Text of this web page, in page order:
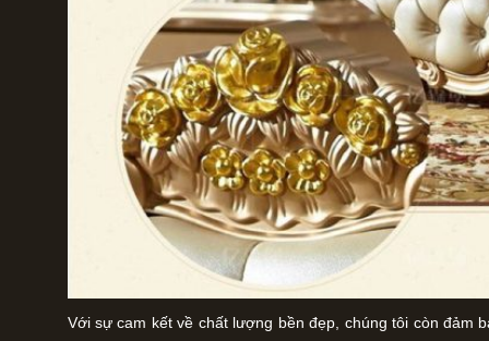
Với sự cam kết về chất lượng bền đẹp, chúng tôi còn đảm